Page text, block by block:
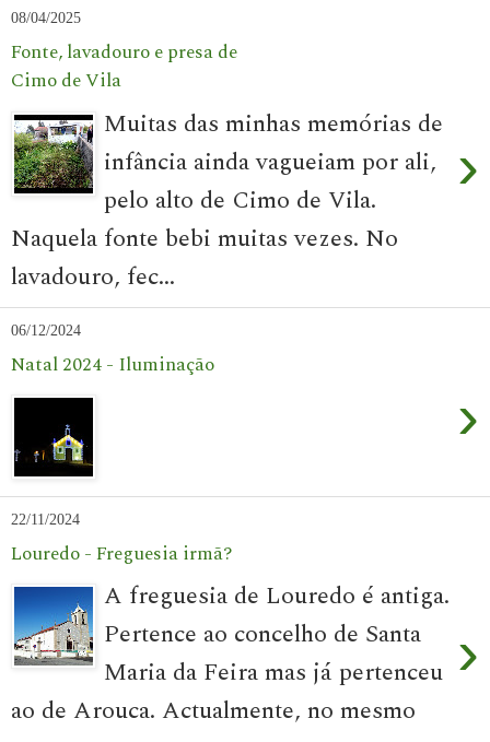
08/04/2025
Fonte, lavadouro e presa de
Cimo de Vila
›
Muitas das minhas memórias de
infância ainda vagueiam por ali,
pelo alto de Cimo de Vila.
Naquela fonte bebi muitas vezes. No
lavadouro, fec...
06/12/2024
Natal 2024 - Iluminação
›
22/11/2024
Louredo - Freguesia irmã?
›
A freguesia de Louredo é antiga.
Pertence ao concelho de Santa
Maria da Feira mas já pertenceu
ao de Arouca. Actualmente, no mesmo